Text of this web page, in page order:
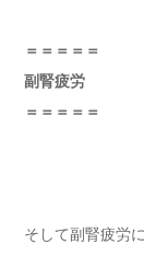
＝＝＝＝＝
副腎疲労
＝＝＝＝＝
そして副腎疲労